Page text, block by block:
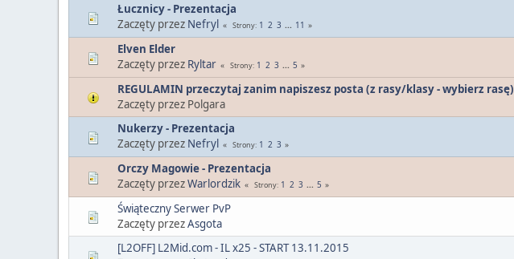
Łucznicy - Prezentacja
Zaczęty przez Nefryl Strony 1 2 3 ... 11
Elven Elder
Zaczęty przez Ryltar Strony 1 2 3 ... 5
REGULAMIN przeczytaj zanim napiszesz posta (z rasy/klasy - wybierz rasę)
Zaczęty przez Polgara
Nukerzy - Prezentacja
Zaczęty przez Nefryl Strony 1 2 3
Orczy Magowie - Prezentacja
Zaczęty przezWarlordzik Strony 1 2 3 ... 5
Świąteczny Serwer PvP
Zaczęty przezAsgota
[L2OFF] L2Mid.com - IL x25 - START 13.11.2015